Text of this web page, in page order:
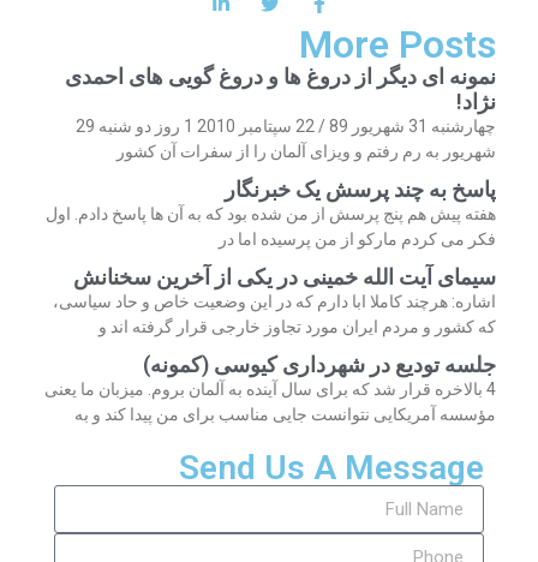
More Posts
نمونه ای دیگر از دروغ ها و دروغ گویی های احمدی
نژاد!
چهارشنبه 31 شهریور 89 / 22 سپتامبر 2010 1 روز دو شنبه 29
شهریور به رم رفتم و ویزای آلمان را از سفرات آن کشور
پاسخ به چند پرسش یک خبرنگار
هفته پیش هم پنج پرسش از من شده بود که به آن ها پاسخ دادم. اول
فکر می کردم مارکو از من پرسیده اما در
سیمای آیت الله خمینی در یکی از آخرین سخنانش
اشاره: هرچند کاملا ابا دارم که در این وضعیت خاص و حاد سیاسی،
که کشور و مردم ایران مورد تجاوز خارجی قرار گرفته اند و
جلسه تودیع در شهرداری کیوسی (کمونه)
4 بالاخره قرار شد که برای سال آینده به آلمان بروم. میزبان ما یعنی
مؤسسه آمریکایی نتوانست جایی مناسب برای من پیدا کند و به
Send Us A Message